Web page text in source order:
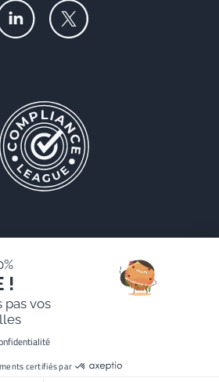
Mentions légales
des données personnelles
réalisé par Paradygm
!
pas vos
certifiés par